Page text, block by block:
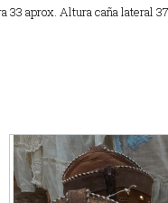
33 aprox. Altura caña lateral